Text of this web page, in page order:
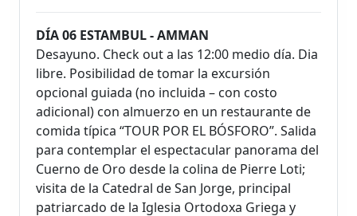
DÍA 06 ESTAMBUL - AMMAN
Desayuno. Check out a las 12:00 medio día. Dia
libre. Posibilidad de tomar la excursión
opcional guiada (no incluida – con costo
adicional) con almuerzo en un restaurante de
comida típica “TOUR POR EL BÓSFORO”. Salida
para contemplar el espectacular panorama del
Cuerno de Oro desde la colina de Pierre Loti;
visita de la Catedral de San Jorge, principal
patriarcado de la Iglesia Ortodoxa Griega y